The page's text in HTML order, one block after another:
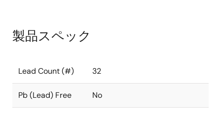
製品スペック
Lead Count (#) 32
Pb (Lead) Free No